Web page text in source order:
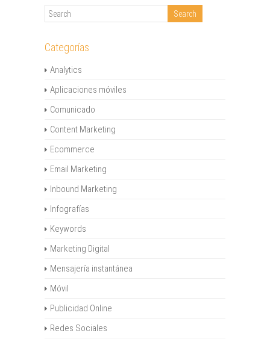
Categorías
Analytics
Aplicaciones móviles
Comunicado
Content Marketing
Ecommerce
Email Marketing
Inbound Marketing
Infografías
Keywords
Marketing Digital
Mensajería instantánea
Móvil
Publicidad Online
Redes Sociales